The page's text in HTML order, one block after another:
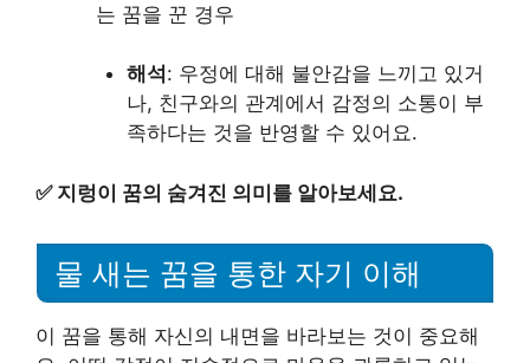
는 꿈을 꾼 경우
해석 : 우정에 대해 불안감을 느끼고 있거
나, 친구와의 관계에서 감정의 소통이 부
족하다는 것을 반영할 수 있어요.
✅ 지렁이 꿈의 숨겨진 의미를 알아보세요.
물 새는 꿈을 통한 자기 이해
이 꿈을 통해 자신의 내면을 바라보는 것이 중요해